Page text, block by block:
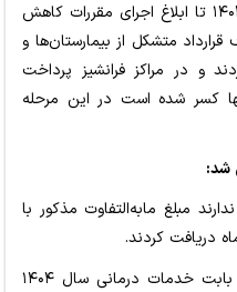
صنعت نفت که از اول فروردین‌ماه ۱۴۰۴ تا ابلاغ اجرای مقررات کاهش
قرارداد متشکل از بیمارستان‌ها و
و در مراکز فرانشیز پرداخت
کسر شده است در این مرحله
مبلغ مابه‌التفاوت مذکور با
ب، افرادی که در فیش حقوقی‌شان بابت خدمات درمانی سال ۱۴۰۴